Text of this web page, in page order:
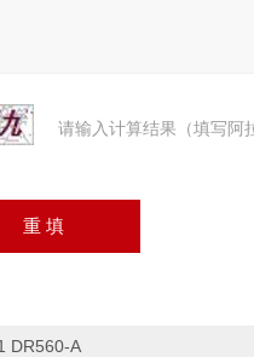
请输入计算结果（填写阿
DR560-A